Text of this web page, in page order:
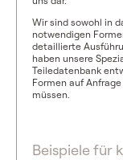
Wir sind sowohl in
notwendigen
detaillierte
haben unsere
Teiledatenbank
Formen auf
müssen.
Beispiele für